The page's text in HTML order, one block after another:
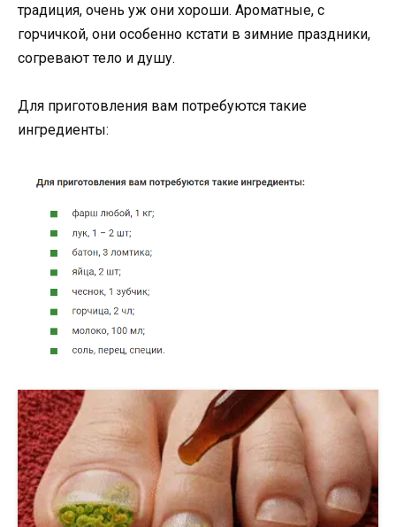
традиция, очень уж они хороши. Ароматные, с
горчичкой, они особенно кстати в зимние праздники,
согревают тело и душу.
Для приготовления вам потребуются такие
ингредиенты: